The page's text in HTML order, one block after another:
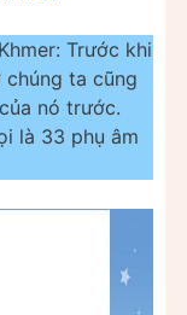
Trước khi
ta cũng
nó trước.
là 33 phụ âm